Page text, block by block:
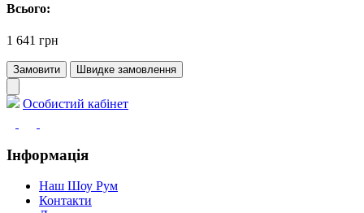
Всього:
1 641 грн
Замовити Швидке замовлення
Особистий кабінет
Інформація
Наш Шоу Рум
Контакти